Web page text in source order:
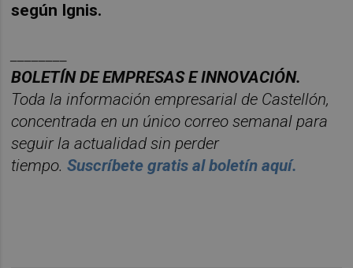
según Ignis.
BOLETÍN DE EMPRESAS E INNOVACIÓN.
Toda la información empresarial de Castellón,
concentrada en un único correo semanal para
seguir la actualidad sin perder
tiempo.Suscríbete gratis alboletín aquí.